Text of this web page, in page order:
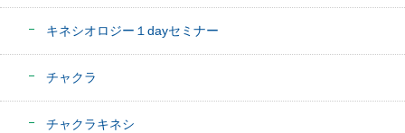
キネシオロジー１dayセミナー
チャクラ
チャクラキネシ